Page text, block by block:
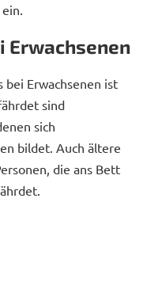
Erwachsenen ist
sind
sich
bildet. Auch ältere
die ans Bett